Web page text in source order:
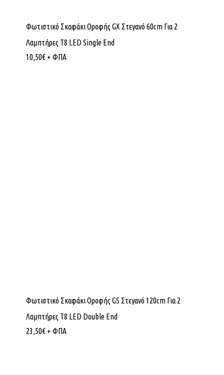
Φωτιστικό Σκαφάκι Οροφής GX Στεγανό 60cm Για 2
Λαμπτήρες Τ8 LED Single End
10,50€ + ΦΠΑ
Φωτιστικό Σκαφάκι Οροφής GS Στεγανό 120cm Για 2
Λαμπτήρες Τ8 LED Double End
23,50€ + ΦΠΑ